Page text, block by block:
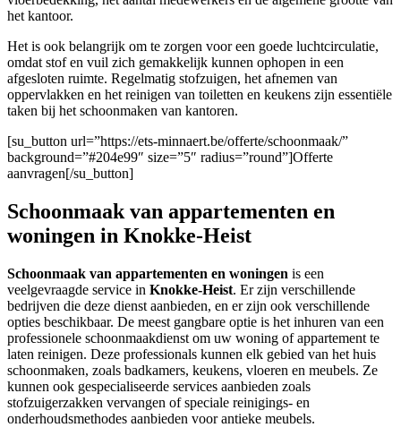
het kantoor.
Het is ook belangrijk om te zorgen voor een goede luchtcirculatie,
omdat stof en vuil zich gemakkelijk kunnen ophopen in een
afgesloten ruimte. Regelmatig stofzuigen, het afnemen van
oppervlakken en het reinigen van toiletten en keukens zijn essentiële
taken bij het schoonmaken van kantoren.
[su_button url=”https://ets-minnaert.be/offerte/schoonmaak/”
background=”#204e99″ size=”5″ radius=”round”]Offerte
aanvragen[/su_button]
Schoonmaak van appartementen en
woningen in Knokke-Heist
Schoonmaak van appartementen en woningen is een
veelgevraagde service in Knokke-Heist. Er zijn verschillende
bedrijven die deze dienst aanbieden, en er zijn ook verschillende
opties beschikbaar. De meest gangbare optie is het inhuren van een
professionele schoonmaakdienst om uw woning of appartement te
laten reinigen. Deze professionals kunnen elk gebied van het huis
schoonmaken, zoals badkamers, keukens, vloeren en meubels. Ze
kunnen ook gespecialiseerde services aanbieden zoals
stofzuigerzakken vervangen of speciale reinigings- en
onderhoudsmethodes aanbieden voor antieke meubels.